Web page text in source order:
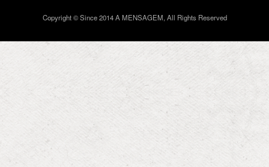
Copyright © Since 2014 A MENSAGEM, All Rights Reserved